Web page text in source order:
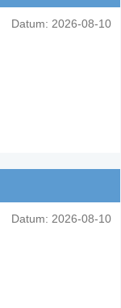
Datum: 2026-08-10
Datum: 2026-08-10